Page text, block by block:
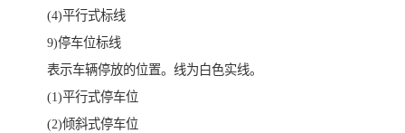
(4)平行式标线
9)停车位标线
表示车辆停放的位置。线为白色实线。
(1)平行式停车位
(2)倾斜式停车位